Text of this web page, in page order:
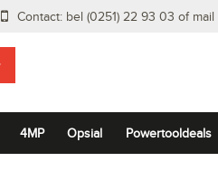
Contact: bel (0251) 22 93 03 of mail
4MP Opsial Powertooldeals